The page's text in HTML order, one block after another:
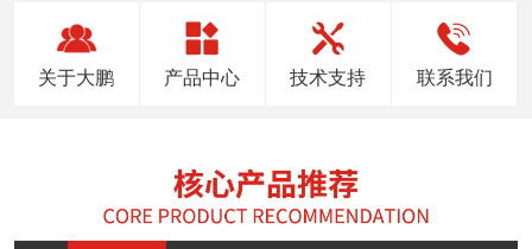
关于大鹏 产品中心 技术支持 联系我们